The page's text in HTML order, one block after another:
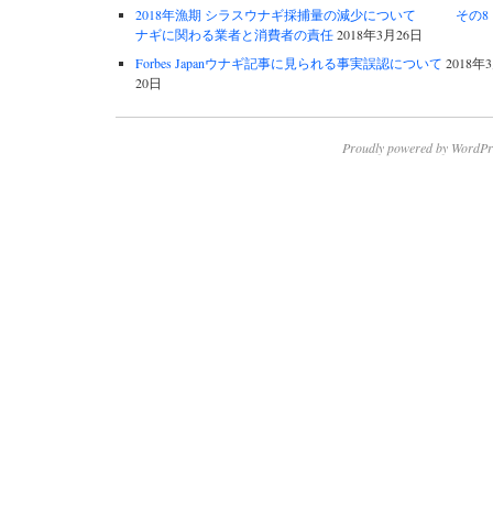
2018年漁期 シラスウナギ採捕量の減少について その8
ナギに関わる業者と消費者の責任2018年3月26日
Forbes Japanウナギ記事に見られる事実誤認について 2018年
20日
Proudly powered by